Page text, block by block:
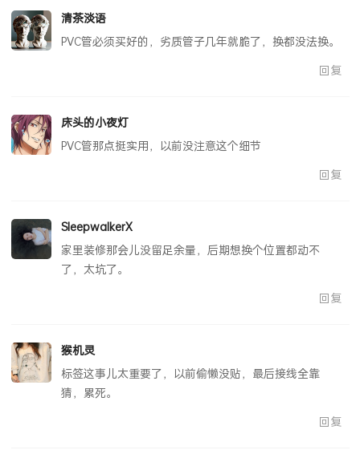
清茶淡语
PVC管必须买好的，劣质管子几年就脆了，换都没法换。
回复
床头的小夜灯
PVC管那点挺实用，以前没注意这个细节
回复
SleepwalkerX
家里装修那会儿没留足余量，后期想换个位置都动不
了，太坑了。
回复
猴机灵
标签这事儿太重要了，以前偷懒没贴，最后接线全靠
猜，累死。
回复